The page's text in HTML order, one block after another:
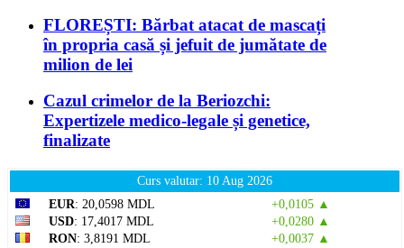
FLOREȘTI: Bărbat atacat de mascați
în propria casă și jefuit de jumătate de
milion de lei
Cazul crimelor de la Beriozchi:
Expertizele medico-legale și genetice,
finalizate
Curs valutar: 10 Aug 2026
EUR: 20,0598 MDL
+0,0105 ▲
USD: 17,4017 MDL
+0,0280 ▲
RON: 3,8191 MDL
+0,0037 ▲